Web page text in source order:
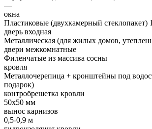
—
окна
Пластиковые (двухкамерный стеклопакет)
дверь входная
Металлическая (для жилых домов,
двери межкомнатные
Филенчатые из массива сосны
кровля
Металлочерепица + кронштейны под
подарок)
контробрешетка кровли
50х50 мм
вынос карнизов
0,5-0,9 м